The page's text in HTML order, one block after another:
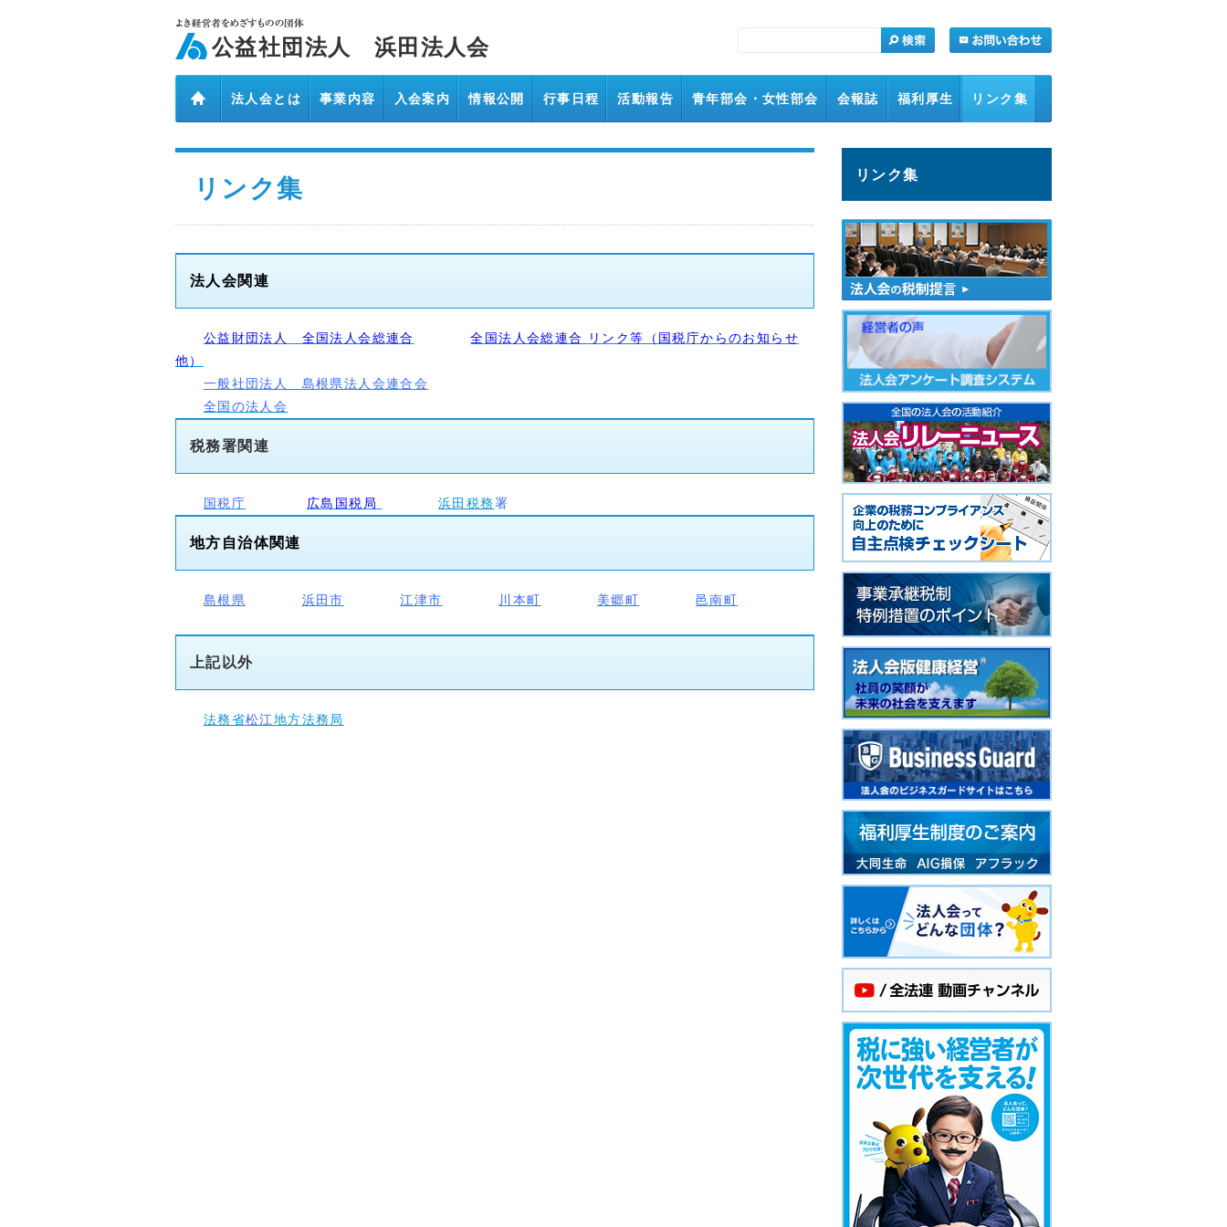
公益社団法人 浜田法人会
法人会とは 事業内容 入会案内 情報公開 行事日程 活動報告 青年部会・女性部会 会報誌 福利厚生 リンク集
リンク集
法人会関連
公益財団法人 全国法人会総連合
全国法人会総連合 リンク等（国税庁からのお知らせ
他）
一般社団法人 島根県法人会連合会
全国の法人会
税務署関連
国税庁 広島国税局 浜田税務署
地方自治体関連
島根県 浜田市 江津市 川本町 美郷町 邑南町
上記以外
法務省松江地方法務局
リンク集